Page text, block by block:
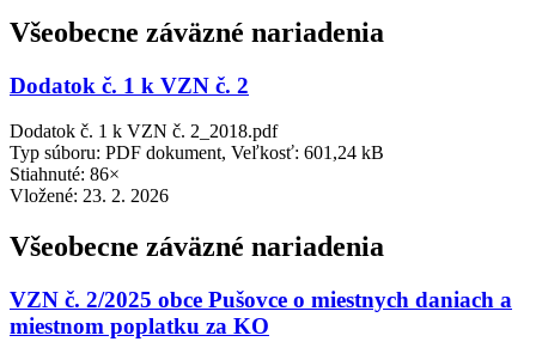
Všeobecne záväzné nariadenia
Dodatok č. 1 k VZN č. 2
Dodatok č. 1 k VZN č. 2_2018.pdf
Typ súboru: PDF dokument, Veľkosť: 601,24 kB
Stiahnuté: 86×
Vložené: 23. 2. 2026
Všeobecne záväzné nariadenia
VZN č. 2/2025 obce Pušovce o miestnych daniach a
miestnom poplatku za KO